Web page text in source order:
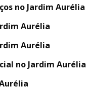
no Jardim Aurélia
Aurélia
Aurélia
no Jardim Aurélia